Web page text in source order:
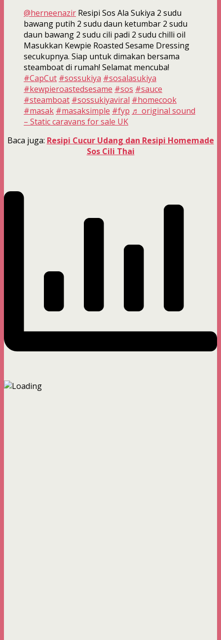
@herneenazir Resipi Sos Ala Sukiya 2 sudu
bawang putih 2 sudu daun ketumbar 2 sudu
daun bawang 2 sudu cili padi 2 sudu chilli oil
Masukkan Kewpie Roasted Sesame Dressing
secukupnya. Siap untuk dimakan bersama
steamboat di rumah! Selamat mencuba!
#CapCut #sossukiya #sosalasukiya
#kewpieroastedsesame #sos #sauce
#steamboat #sossukiyaviral #homecook
#masak #masaksimple #fyp ♬ original sound
– Static caravans for sale UK
Baca juga: Resipi Cucur Udang dan Resipi Homemade
Sos Cili Thai